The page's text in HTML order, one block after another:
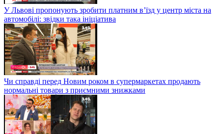
У Львові пропонують зробити платним в’їзд у центр міста на
автомобілі: звідки така ініціатива
Чи справді перед Новим роком в супермаркетах продають
нормальні товари з приємними знижками